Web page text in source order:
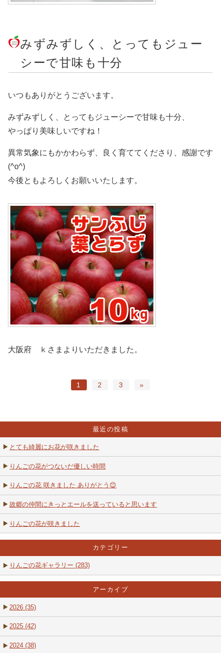
みずみずしく、とってもジュー
シーで甘味も十分
いつもありがとうございます。
みずみずしく、とってもジューシーで甘味も十分、
やっぱり美味しいですね！
異常気象にもかかわらず、良く育ててくださり、感謝です
(^o^)
今後ともよろしくお願いいたします。
大阪府 ｋさまよりいただきました。
1 2 3 »
最近の投稿
とても綺麗にお花が咲きました
りんごの花がつないだ優しい時間
りんごの花 咲きました ありがとう😊
故郷の仲間にきっとエールを送っていると思います
りんごの花が咲きました
カテゴリー
りんごの花ギャラリー (283)
アーカイブ
2026 (35)
2025 (42)
2024 (38)